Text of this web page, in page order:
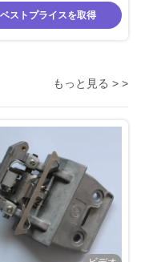
ステンター 機械 備品 の 油
ベストプライスを取得
もっと見る > >